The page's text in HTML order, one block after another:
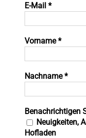
E-Mail *
Vorname*
Nachname*
Benachrichtigen
Neuigkeiten,
Hofladen